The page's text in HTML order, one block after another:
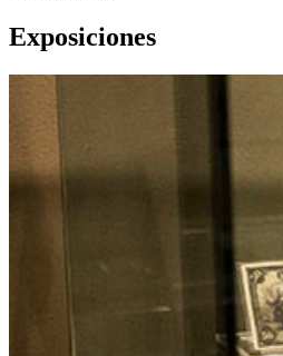
Exposiciones